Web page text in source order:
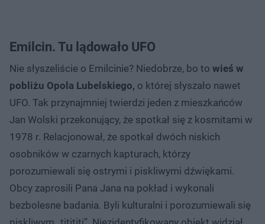
Emilcin. Tu lądowało UFO
Nie słyszeliście o Emilcinie? Niedobrze, bo to wieś w
pobliżu Opola Lubelskiego, o której słyszało nawet
UFO. Tak przynajmniej twierdzi jeden z mieszkańców
Jan Wolski przekonujący, że spotkał się z kosmitami w
1978 r. Relacjonował, że spotkał dwóch niskich
osobników w czarnych kapturach, którzy
porozumiewali się ostrymi i piskliwymi dźwiękami.
Obcy zaprosili Pana Jana na pokład i wykonali
bezbolesne badania. Byli kulturalni i porozumiewali się